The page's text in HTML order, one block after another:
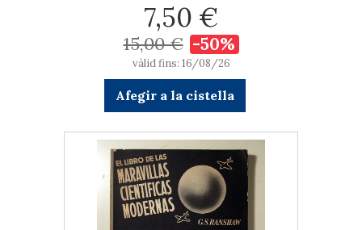
7,50 €
15,00 € -50%
vàlid fins: 16/08/26
Afegir a la cistella